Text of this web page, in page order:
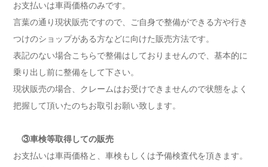
お支払いは車両価格のみです。
言葉の通り現状販売ですので、ご自身で整備ができる方や行き
つけのショップがある方などに向けた販売方法です。
表記のない場合こちらで整備はしておりませんので、基本的に
乗り出し前に整備をして下さい。
現状販売の場合、クレームはお受けできませんので状態をよく
把握して頂いたのちお取引お願い致します。
③車検等取得しての販売
お支払いは車両価格と、車検もしくは予備検査代を頂きます。